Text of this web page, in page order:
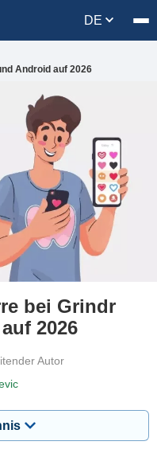
DE
Android auf 2026
bei Grindr
2026
Autor